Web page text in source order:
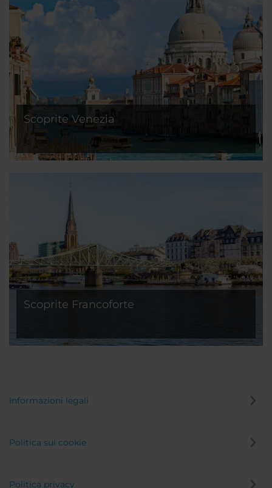
Scoprite Venezia
Scoprite Francoforte
Informazioni legali
Politica sui cookie
Politica privacy